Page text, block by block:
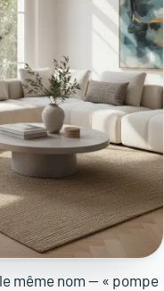
même nom — « pompe